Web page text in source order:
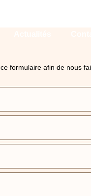
LIT
formulaire afin de nous